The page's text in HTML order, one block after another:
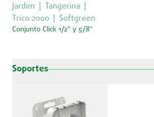
Jardim
Tangerina
Trico 2000
Softgreen
Conjunto Click 1/2'' y 5/8''
Soportes